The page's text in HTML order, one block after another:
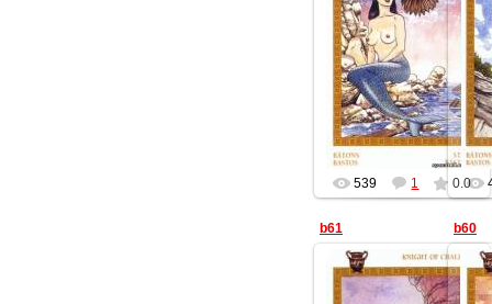
13.07.2014
Геката
539 1 0.0
b61 b60